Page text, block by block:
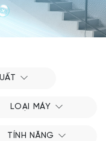
LOẠI MÁY
TÍNH NĂNG